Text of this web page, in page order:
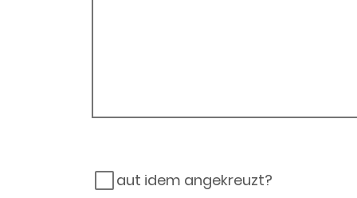
aut idem angekreuzt?